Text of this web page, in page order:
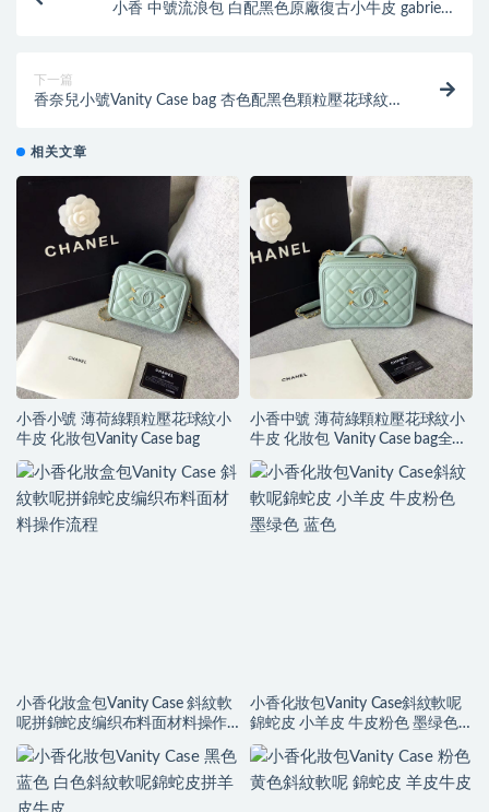
小香 中號流浪包 白配黑色原廠復古小牛皮 gabrielle
下一篇
香奈兒小號Vanity Case bag 杏色配黑色顆粒壓花球紋小
相关文章
小香小號 薄荷綠顆粒壓花球紋小
牛皮 化妝包Vanity Case bag
小香中號 薄荷綠顆粒壓花球紋小
牛皮 化妝包 Vanity Case bag全鋼
金屬
小香化妝盒包Vanity Case 斜紋軟
呢拼錦蛇皮编织布料面材料操作
流程
小香化妝包Vanity Case斜紋軟呢
錦蛇皮 小羊皮 牛皮粉色 墨绿色
蓝色